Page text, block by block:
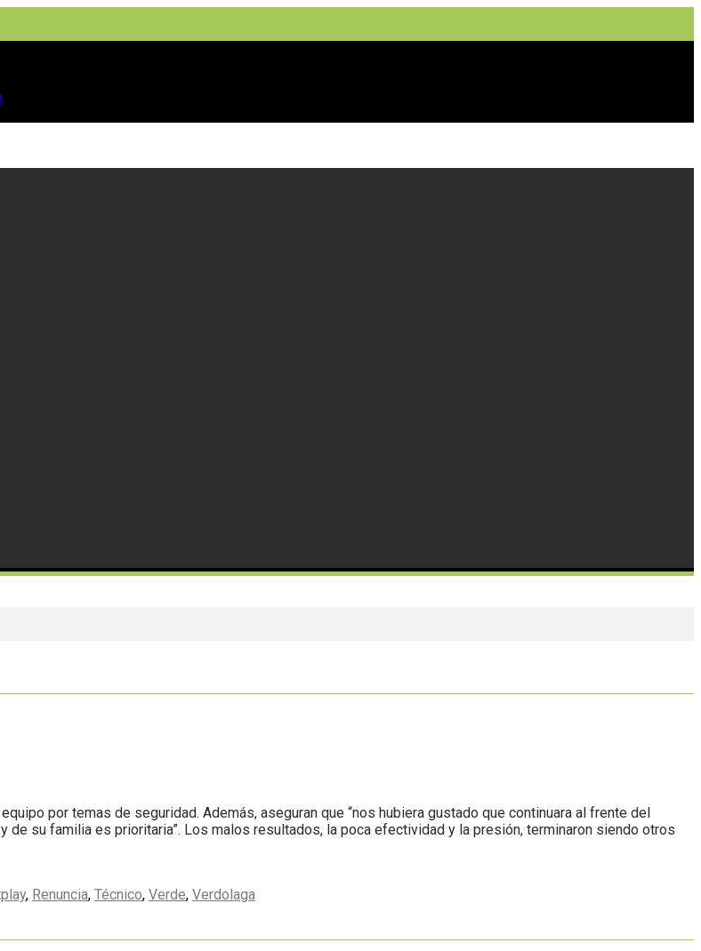
por temas de seguridad. Además, aseguran que “nos hubiera gustado que continuara al frente del
su familia es prioritaria”. Los malos resultados, la poca efectividad y la presión, terminaron siendo otros
, Renuncia, Técnico, Verde, Verdolaga